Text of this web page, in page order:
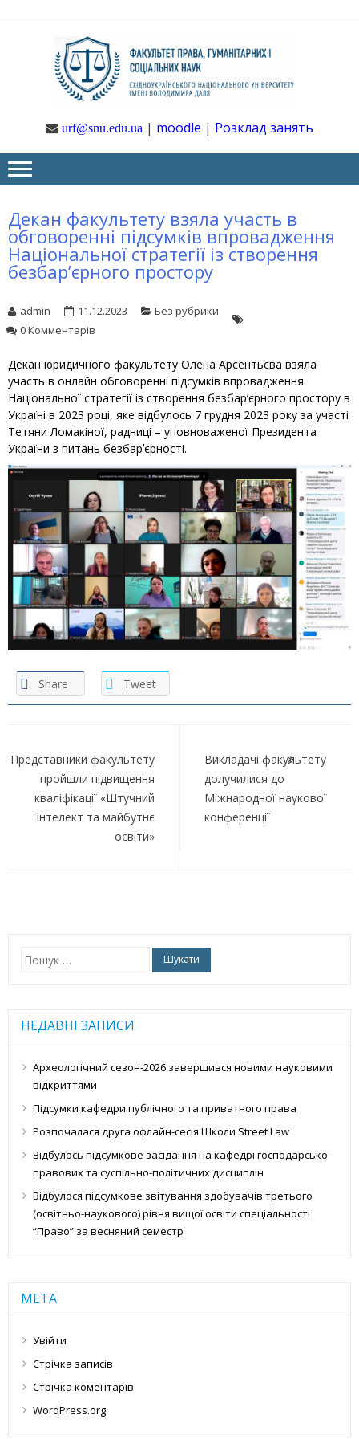
navigation
І
urf@snu.edu.ua | moodle | Розклад занять
Декан факультету взяла участь в
обговоренні підсумків впровадження
Національної стратегії із створення
безбар’єрного простору
admin 11.12.2023
Без рубрики
0 Комментарів
Декан юридичного факультету Олена Арсентьєва взяла
участь в онлайн обговоренні підсумків впровадження
Національної стратегії із створення безбар’єрного простору в
Україні в 2023 році, яке відбулось 7 грудня 2023 року за участі
Тетяни Ломакіної, радниці – уповноваженої Президента
України з питань безбарʼєрності.
Share Tweet
записів
Представники факультету
пройшли підвищення
кваліфікації «Штучний
інтелект та майбутнє
освіти»
Викладачі факультету
долучилися до
Міжнародної наукової
конференції
Пошук:
НЕДАВНІ ЗАПИСИ
Археологічний сезон-2026 завершився новими науковими
відкриттями
Підсумки кафедри публічного та приватного права
Розпочалася друга офлайн-сесія Школи Street Law
Відбулось підсумкове засідання на кафедрі господарсько-
правових та суспільно-політичних дисциплін
Відбулося підсумкове звітування здобувачів третього
(освітньо-наукового) рівня вищої освіти спеціальності
“Право” за весняний семестр
МЕТА
Увійти
Стрічка записів
Стрічка коментарів
WordPress.org